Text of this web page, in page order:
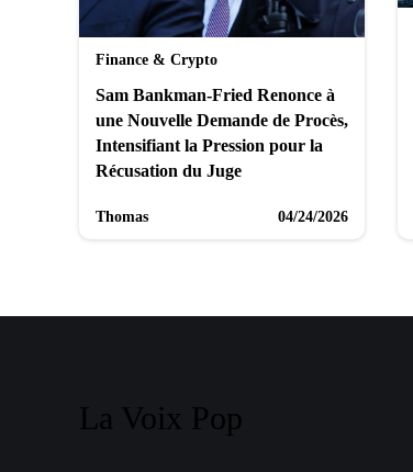
Finance & Crypto
Sam Bankman-Fried Renonce à
une Nouvelle Demande de Procès,
Intensifiant la Pression pour la
Récusation du Juge
Thomas 04/24/2026
La Voix Pop